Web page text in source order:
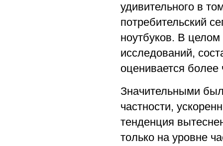
удивительного в
потребительский
ноутбуков. В
исследований,
оценивается
Значительными
частности,
тенденция
только на уровне